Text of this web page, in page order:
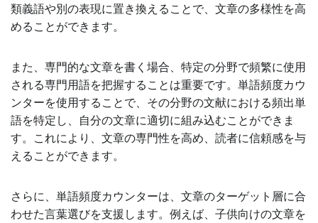
類義語や別の表現に置き換えることで、文章の多様性を高
めることができます。
また、専門的な文章を書く場合、特定の分野で頻繁に使用
される専門用語を把握することは重要です。単語頻度カウ
ンターを使用することで、その分野の文献における頻出単
語を特定し、自分の文章に適切に組み込むことができま
す。これにより、文章の専門性を高め、読者に信頼感を与
えることができます。
さらに、単語頻度カウンターは、文章のターゲット層に合
わせた言葉選びを支援します。例えば、子供向けの文章を